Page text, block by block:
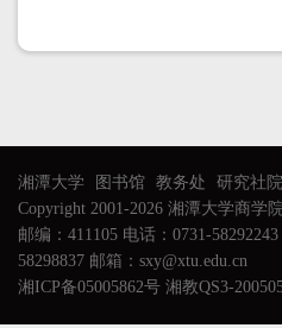
湘潭大学 图书馆 教务处 研究社院
Copyright 2001-2026 湘潭大学商学
邮编：411105 电话：0731-58292243
58298837 邮箱：sxy@xtu.edu.cn
湘ICP备05005862号 湘教QS3-